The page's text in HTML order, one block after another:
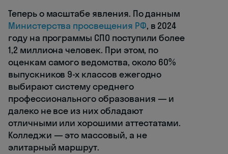
Теперь о масштабе явления. По данным
Министерства просвещения РФ, в 2024
году на программы СПО поступили более
1,2 миллиона человек. При этом, по
оценкам самого ведомства, около 60%
выпускников 9-х классов ежегодно
выбирают систему среднего
профессионального образования — и
далеко не все из них обладают
отличными или хорошими аттестатами.
Колледжи — это массовый, а не
элитарный маршрут.